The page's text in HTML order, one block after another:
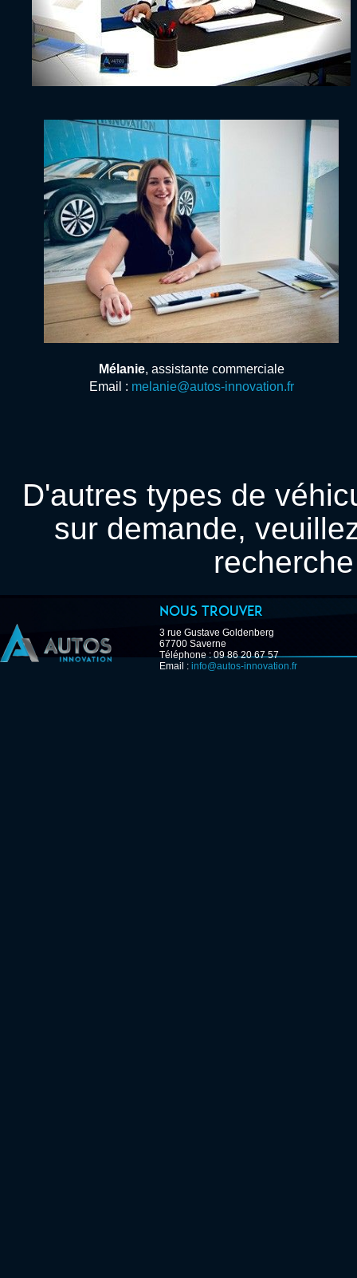
Mélanie, assistante commerciale
Email : melanie@autos-innovation.fr
D'autres types de
sur demande,
Nous trouver
3 rue Gustave Goldenberg
67700 Saverne
Téléphone : 09 86 20 67 57
Email : info@autos-innovation.fr